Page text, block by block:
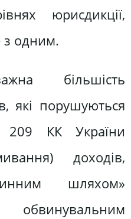
юрисдикції,
одним.
більшість
які порушуються
КК України
доходів,
шляхом»
обвинувальним